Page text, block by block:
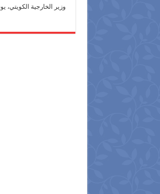
وزير الخارجية الكويتي،